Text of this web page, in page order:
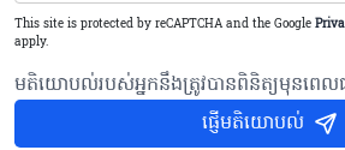
This site is protected by reCAPTCHA and the Google
apply.
មតិយោបល់របស់អ្នកនឹងត្រូវបានពិនិត្យមុនពេលផ្
ផ្ញើមតិយោបល់